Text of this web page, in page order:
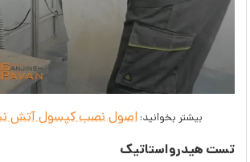
بیشتر بخوانید: اصول نصب کپسول آتش
تست هیدرواستاتیک